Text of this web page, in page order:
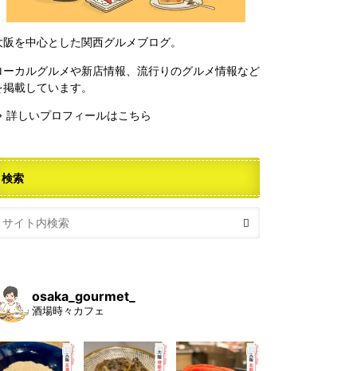
阪を中心とした関西グルメブログ。
ーカルグルメや新店情報、流行りのグルメ情報など
掲載しています。
しいプロフィールはこちら
検索
osaka_gourmet_
酒場時々カフェ